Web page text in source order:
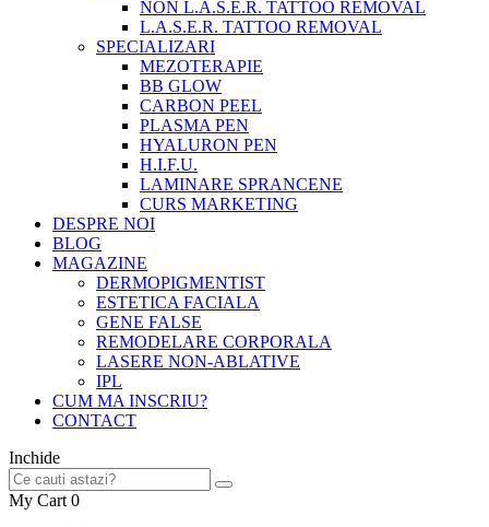
NON L.A.S.E.R. TATTOO REMOVAL
L.A.S.E.R. TATTOO REMOVAL
SPECIALIZARI
MEZOTERAPIE
BB GLOW
CARBON PEEL
PLASMA PEN
HYALURON PEN
H.I.F.U.
LAMINARE SPRANCENE
CURS MARKETING
DESPRE NOI
BLOG
MAGAZINE
DERMOPIGMENTIST
ESTETICA FACIALA
GENE FALSE
REMODELARE CORPORALA
LASERE NON-ABLATIVE
IPL
CUM MA INSCRIU?
CONTACT
Inchide
My Cart 0